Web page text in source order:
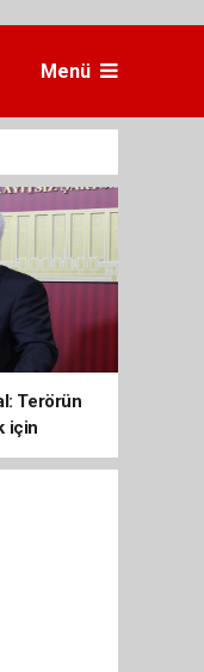
Menü
Terörün
için